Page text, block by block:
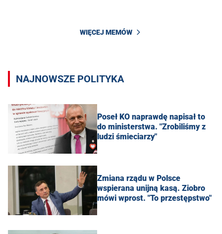
WIĘCEJ MEMÓW
NAJNOWSZE POLITYKA
Poseł KO naprawdę napisał to
do ministerstwa. "Zrobiliśmy z
ludzi śmieciarzy"
Zmiana rządu w Polsce
wspierana unijną kasą. Ziobro
mówi wprost. "To przestępstwo"